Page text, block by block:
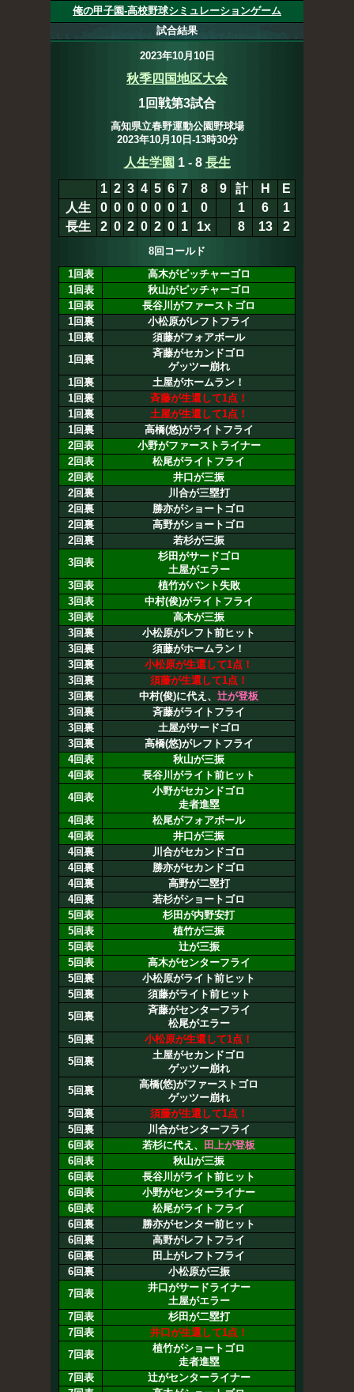
俺の甲子園-高校野球シミュレーションゲーム
試合結果
2023年10月10日
秋季四国地区大会
1回戦第3試合
高知県立春野運動公園野球場
2023年10月10日-13時30分
人生学園 1- 8 長生
1 2 3 4 5 6 7 8 9 計 H
E
人生
0 0 0 0 0 0 1 0 1 6
1
長生
2 0 2 0 2 0 1 1x 8 13 2
8回コールド
1回表
高木がピッチャーゴロ
1回表
秋山がピッチャーゴロ
1回表
長谷川がファーストゴロ
1回裏
小松原がレフトフライ
1回裏
須藤がフォアボール
1回裏
斉藤がセカンドゴロ
ゲッツー崩れ
1回裏
土屋がホームラン！
1回裏
斉藤が生還して1点！
1回裏
土屋が生還して1点！
1回裏
高橋(悠)がライトフライ
2回表
小野がファーストライナー
2回表
松尾がライトフライ
2回表
井口が三振
2回裏
川合が三塁打
2回裏
勝亦がショートゴロ
2回裏
高野がショートゴロ
2回裏
若杉が三振
3回表
杉田がサードゴロ
土屋がエラー
3回表
植竹がバント失敗
3回表
中村(俊)がライトフライ
3回表
高木が三振
3回裏
小松原がレフト前ヒット
3回裏
須藤がホームラン！
3回裏
小松原が生還して1点！
3回裏
須藤が生還して1点！
3回裏
中村(俊)に代え、 辻が登板
3回裏
斉藤がライトフライ
3回裏
土屋がサードゴロ
3回裏
高橋(悠)がレフトフライ
4回表
秋山が三振
4回表
長谷川がライト前ヒット
4回表
小野がセカンドゴロ
走者進塁
4回表
松尾がフォアボール
4回表
井口が三振
4回裏
川合がセカンドゴロ
4回裏
勝亦がセカンドゴロ
4回裏
高野が二塁打
4回裏
若杉がショートゴロ
5回表
杉田が内野安打
5回表
植竹が三振
5回表
辻が三振
5回表
高木がセンターフライ
5回裏
小松原がライト前ヒット
5回裏
須藤がライト前ヒット
5回裏
斉藤がセンターフライ
松尾がエラー
5回裏
小松原が生還して1点！
5回裏
土屋がセカンドゴロ
ゲッツー崩れ
5回裏
高橋(悠)がファーストゴロ
ゲッツー崩れ
5回裏
須藤が生還して1点！
5回裏
川合がセンターフライ
6回表
若杉に代え、
田上が登板
6回表
秋山が三振
6回表
長谷川がライト前ヒット
6回表
小野がセンターライナー
6回表
松尾がライトフライ
6回裏
勝亦がセンター前ヒット
6回裏
高野がレフトフライ
6回裏
田上がレフトフライ
6回裏
小松原が三振
7回表
井口がサードライナー
土屋がエラー
7回表
杉田が二塁打
7回表
井口が生還して1点！
7回表
植竹がショートゴロ
走者進塁
7回表
辻がセンターライナー